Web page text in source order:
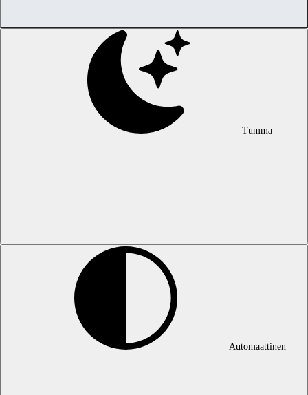
Tumma
Automaattinen